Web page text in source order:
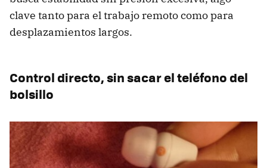
clave tanto para el trabajo remoto como para
desplazamientos largos.
Control directo, sin sacar el teléfono del
bolsillo